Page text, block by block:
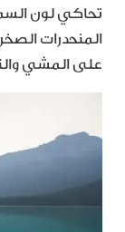
تحاكي لون
المنحدرات
على المشي